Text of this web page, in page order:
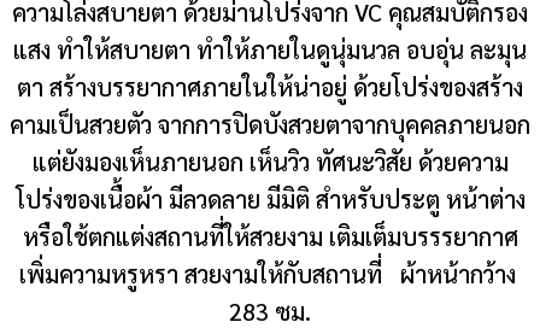
ความโล่งสบายตา ด้วยม่านโปร่งจาก VC คุณสมบัติกรอง
แสง ทำให้สบายตา ทำให้ภายในดูนุ่มนวล อบอุ่น ละมุน
ตา สร้างบรรยากาศภายในให้น่าอยู่ ด้วยโปร่งของสร้าง
คามเป็นสวยตัว จากการปิดบังสวยตาจากบุคคลภายนอก
แต่ยังมองเห็นภายนอก เห็นวิว ทัศนะวิสัย ด้วยความ
โปร่งของเนื้อผ้า มีลวดลาย มีมิติ สำหรับประตู หน้าต่าง
หรือใช้ตกแต่งสถานที่ให้สวยงาม เติมเต็มบรรรยากาศ
เพิ่มความหรูหรา สวยงามให้กับสถานที่ ผ้าหน้ากว้าง
283 ซม.